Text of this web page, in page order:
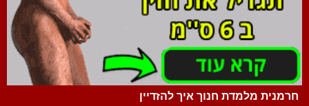
חרמנית מלמדת חנוך איך להזדיין